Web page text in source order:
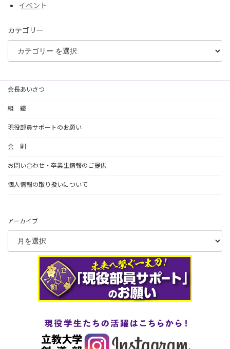
イベント
カテゴリー
会長あいさつ
組 織
現役部員サポートのお願い
会 則
お問い合わせ・卒業生情報のご提供
個人情報の取り扱いについて
アーカイブ